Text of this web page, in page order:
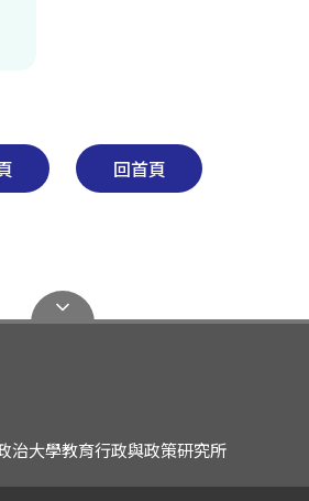
回首頁
治大學教育行政與政策研究所